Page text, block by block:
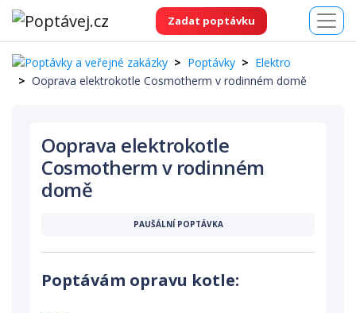
Zadat poptávku
Poptávky
Elektro
Ooprava elektrokotle Cosmotherm v rodinném domě
Ooprava elektrokotle
Cosmotherm v rodinném
domě
PAUŠÁLNÍ POPTÁVKA
Poptávám opravu kotle: